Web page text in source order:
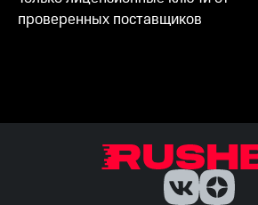
проверенных поставщиков